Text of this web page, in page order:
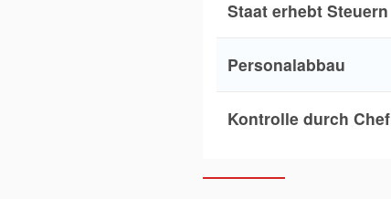
Staat erhebt Steuern
Personalabbau
Kontrolle durch Chef